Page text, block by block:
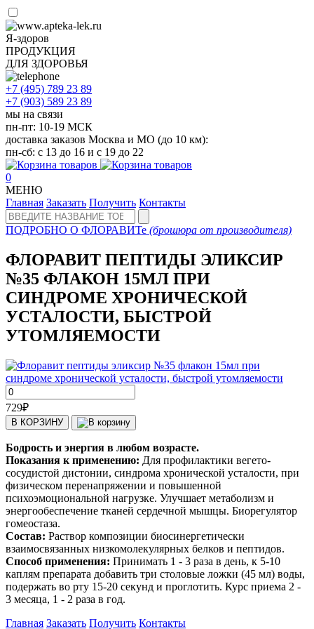
Я-здоров
ПРОДУКЦИЯ
ДЛЯ ЗДОРОВЬЯ
+7 (495) 789 23 89
+7 (903) 589 23 89
мы на связи
пн-пт: 10-19 МСК
доставка заказов Москва и МО (до 10 км):
пн-сб: с 13 до 16 и с 19 до 22
0
МЕНЮ
Главная Заказать Получить Контакты
ПОДРОБНО О ФЛОРАВИТе (брошюра от производителя)
ФЛОРАВИТ ПЕПТИДЫ ЭЛИКСИР
№35 ФЛАКОН 15МЛ ПРИ
СИНДРОМЕ ХРОНИЧЕСКОЙ
УСТАЛОСТИ, БЫСТРОЙ
УТОМЛЯЕМОСТИ
729₽
В КОРЗИНУ
Бодрость и энергия в любом возрасте.
Показания к применению: Для профилактики вегето-
сосудистой дистонии, синдрома хронической усталости, при
физическом перенапряжении и повышенной
психоэмоциональной нагрузке. Улучшает метаболизм и
энергообеспечение тканей сердечной мышцы. Биорегулятор
гомеостаза.
Состав: Раствор композиции биосинергетически
взаимосвязанных низкомолекулярных белков и пептидов.
Способ применения: Принимать 1 - 3 раза в день, к 5-10
каплям препарата добавить три столовые ложки (45 мл) воды,
подержать во рту 15-20 секунд и проглотить. Курс приема 2 -
3 месяца, 1 - 2 раза в год.
Главная Заказать Получить Контакты